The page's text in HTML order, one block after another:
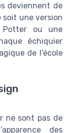
deviennent de
soit une version
Potter ou une
échiquier
de l’école
ne sont pas de
des